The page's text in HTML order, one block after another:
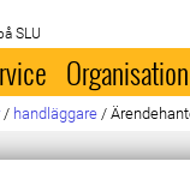
SLU
/ handläggare /